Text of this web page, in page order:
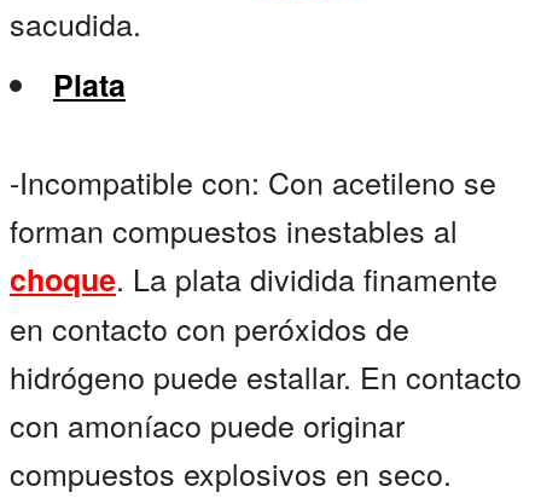
sacudida.
Plata
-Incompatible con: Con acetileno se
forman compuestos inestables al
choque. La plata dividida finamente
en contacto con peróxidos de
hidrógeno puede estallar. En contacto
con amoníaco puede originar
compuestos explosivos en seco.